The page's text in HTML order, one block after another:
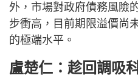
外，市場對政府債務風險
步衝高，目前期限溢價尚
的極端水平。
盧楚仁：趁回調吸